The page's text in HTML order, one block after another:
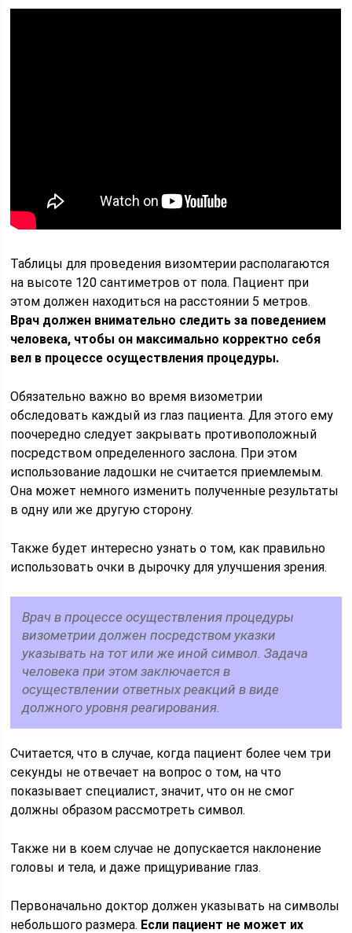
Таблицы для проведения визомтерии располагаются
на высоте 120 сантиметров от пола. Пациент при
этом должен находиться на расстоянии 5 метров.
Врач должен внимательно следить за поведением
человека, чтобы он максимально корректно себя
вел в процессе осуществления процедуры.
Обязательно важно во время визометрии
обследовать каждый из глаз пациента. Для этого ему
поочередно следует закрывать противоположный
посредством определенного заслона. При этом
использование ладошки не считается приемлемым.
Она может немного изменить полученные результаты
в одну или же другую сторону.
Также будет интересно узнать о том, как правильно
использовать очки в дырочку для улучшения зрения.
Врач в процессе осуществления процедуры
визометрии должен посредством указки
указывать на тот или же иной символ. Задача
человека при этом заключается в
осуществлении ответных реакций в виде
должного уровня реагирования.
Считается, что в случае, когда пациент более чем три
секунды не отвечает на вопрос о том, на что
показывает специалист, значит, что он не смог
должны образом рассмотреть символ.
Также ни в коем случае не допускается наклонение
головы и тела, и даже прищуривание глаз.
Первоначально доктор должен указывать на символы
небольшого размера. Если пациент не может их